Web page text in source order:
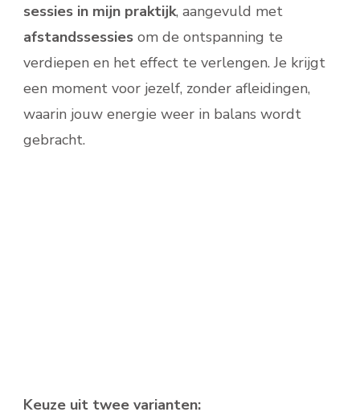
sessies in mijn praktijk, aangevuld met
afstandssessies om de ontspanning te
verdiepen en het effect te verlengen. Je krijgt
een moment voor jezelf, zonder afleidingen,
waarin jouw energie weer in balans wordt
gebracht.
Keuze uit twee varianten: